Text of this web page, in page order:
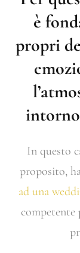
è
propri
In questo
proposito,
ad una
competente